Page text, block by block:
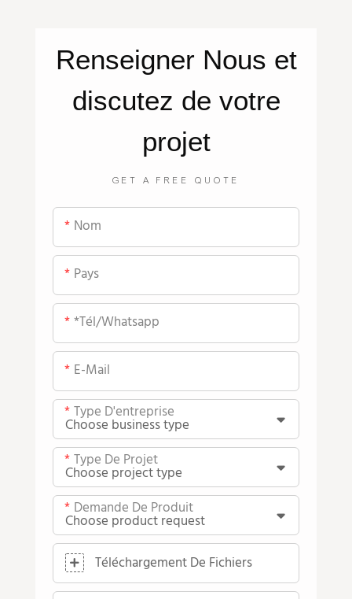
Renseigner Nous et
discutez de votre
projet
GET A FREE QUOTE
Nom
Pays
*tél/whatsapp
E-Mail
Type D'entreprise
Type De Projet
Demande De Produit
Téléchargement De Fichiers